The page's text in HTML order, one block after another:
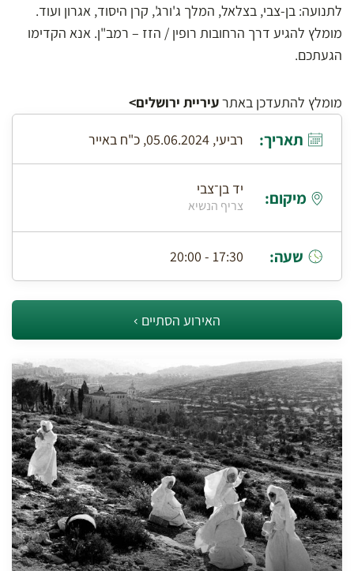
לתנועה: בן-צבי, בצלאל, המלך ג'ורג', קרן היסוד, אגרון ועוד.
מומלץ להגיע דרך הרחובות רופין / הזז – רמב"ן. אנא הקדימו
הגעתכם.
מומלץ להתעדכן באתרעיריית ירושלים>
תאריך: רביעי, 05.06.2024, כ"ח באייר
מיקום: יד בן־צבי
צריף הנשיא
שעה: 17:30 - 20:00
האירוע הסתיים